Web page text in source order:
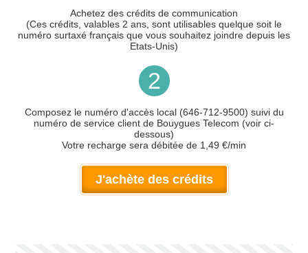
Achetez des crédits de communication
(Ces crédits, valables 2 ans, sont utilisables quelque soit le
numéro surtaxé français que vous souhaitez joindre depuis les
Etats-Unis)
2
Composez le numéro d'accès local (646-712-9500) suivi du
numéro de service client de Bouygues Telecom (voir ci-
dessous)
Votre recharge sera débitée de 1,49 €/min
J'achète des crédits